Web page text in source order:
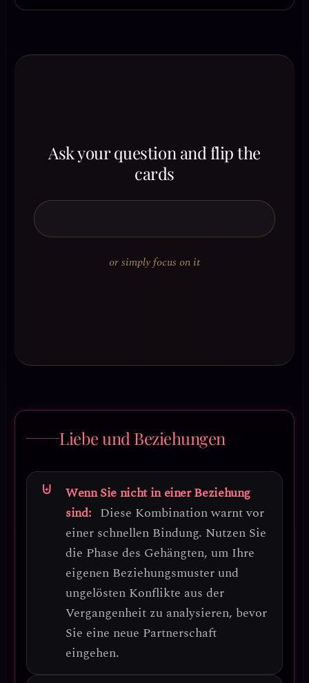
Ask your question and flip the
cards
or simply focus on it
Liebe und Beziehungen
Wenn Sie nicht in einer Beziehung
sind: Diese Kombination warnt vor
einer schnellen Bindung. Nutzen Sie
die Phase des Gehängten, um Ihre
eigenen Beziehungsmuster und
ungelösten Konflikte aus der
Vergangenheit zu analysieren, bevor
Sie eine neue Partnerschaft
eingehen.